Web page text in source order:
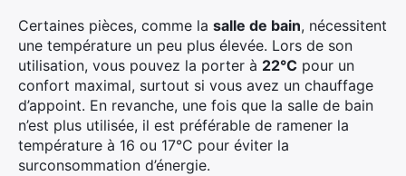
Certaines pièces, comme la salle de bain, nécessitent
une température un peu plus élevée. Lors de son
utilisation, vous pouvez la porter à 22°C pour un
confort maximal, surtout si vous avez un chauffage
d’appoint. En revanche, une fois que la salle de bain
n’est plus utilisée, il est préférable de ramener la
température à 16 ou 17°C pour éviter la
surconsommation d’énergie.